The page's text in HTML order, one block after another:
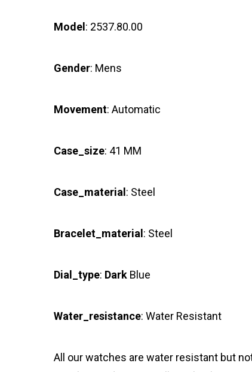
Model : 2537.80.00
Gender: Mens
Movement: Automatic
Case_size: 41 MM
Case_material : Steel
Bracelet_material : Steel
Dial_type: Dark Blue
Water_resistance: Water Resistant
All our watches are water resistant but